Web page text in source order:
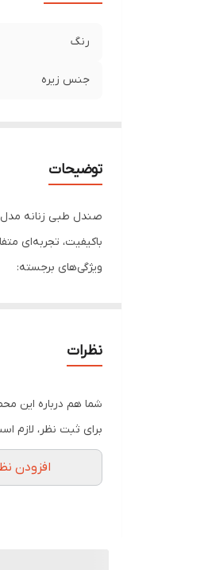
رنگ
جنس زیره
توضیحات
باکیفیت، تجربه‌ای
ویژگی‌های برجسته:
جنس رویه: استفاده از
ارتفاع پاشنه: دارای پاشنه‌ای با ارتفاع ۵ سانتی‌متر که
نظرات
شما هم درباره این
برای ثبت نظر، لازم
افزودن